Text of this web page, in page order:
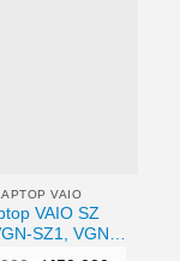
VAIO
VAIO SZ
SZ1, VGN-